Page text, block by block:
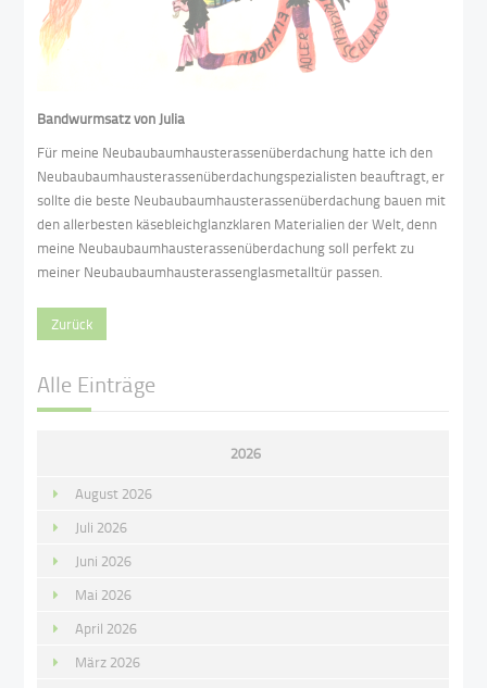
Bandwurmsatz von Julia
Für meine Neubaubaumhausterassenüberdachung hatte ich den
Neubaubaumhausterassenüberdachungspezialisten beauftragt, er
sollte die beste Neubaubaumhausterassenüberdachung bauen mit
den allerbesten käsebleichglanzklaren Materialien der Welt, denn
meine Neubaubaumhausterassenüberdachung soll perfekt zu
meiner Neubaubaumhausterassenglasmetalltür passen.
Zurück
Alle Einträge
2026
August 2026
Juli 2026
Juni 2026
Mai 2026
April 2026
März 2026